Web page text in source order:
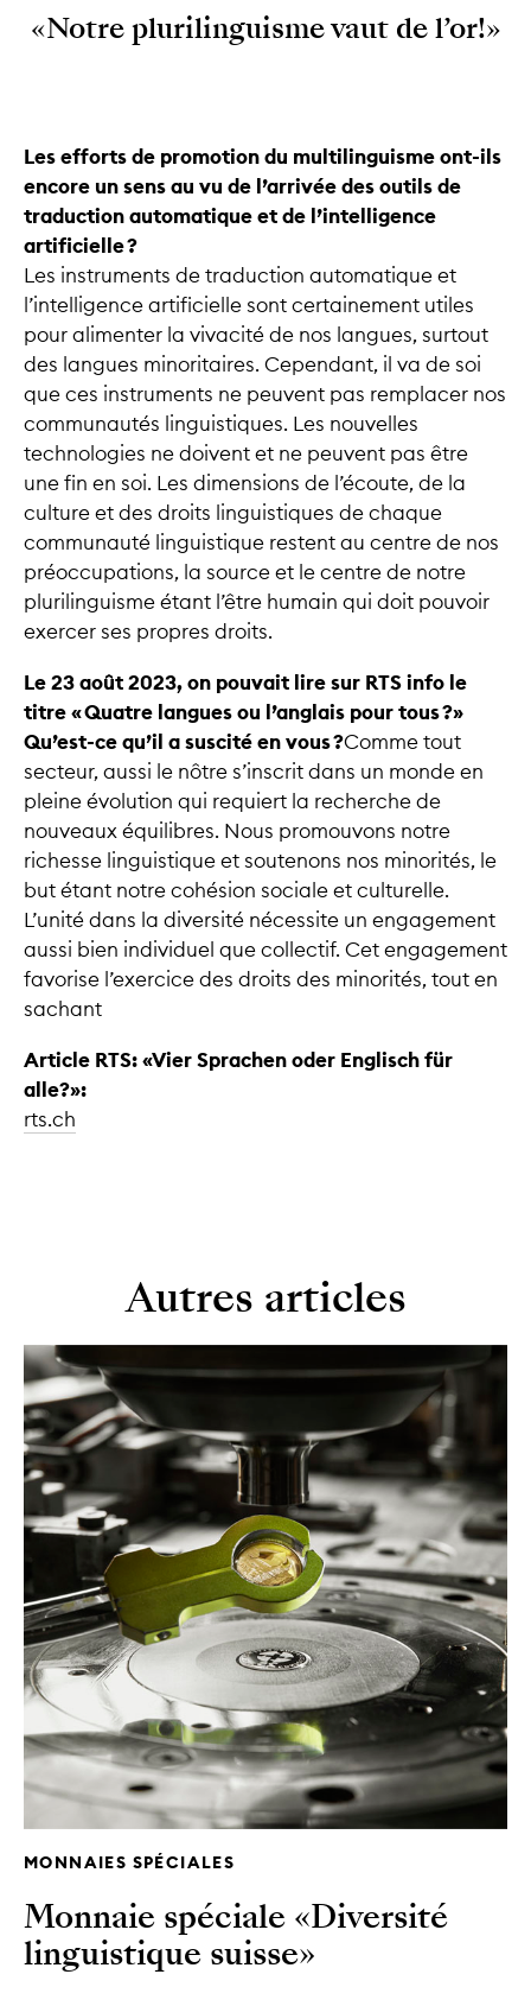
«Notre plurilinguisme vaut de l’or!»
Les efforts de promotion du multilinguisme ont-ils
encore un sens au vu de l’arrivée des outils de
traduction automatique et de l’intelligence
artificielle ?
Les instruments de traduction automatique et
l’intelligence artificielle sont certainement utiles
pour alimenter la vivacité de nos langues, surtout
des langues minoritaires. Cependant, il va de soi
que ces instruments ne peuvent pas remplacer nos
communautés linguistiques. Les nouvelles
technologies ne doivent et ne peuvent pas être
une fin en soi. Les dimensions de l’écoute, de la
culture et des droits linguistiques de chaque
communauté linguistique restent au centre de nos
préoccupations, la source et le centre de notre
plurilinguisme étant l’être humain qui doit pouvoir
exercer ses propres droits.
Le 23 août 2023, on pouvait lire sur RTS info le
titre « Quatre langues ou l’anglais pour tous ?»
Qu’est-ce qu’il a suscité en vous ?Comme tout
secteur, aussi le nôtre s’inscrit dans un monde en
pleine évolution qui requiert la recherche de
nouveaux équilibres. Nous promouvons notre
richesse linguistique et soutenons nos minorités, le
but étant notre cohésion sociale et culturelle.
L’unité dans la diversité nécessite un engagement
aussi bien individuel que collectif. Cet engagement
favorise l’exercice des droits des minorités, tout en
sachant
Article RTS: «Vier Sprachen oder Englisch für
alle?»:
rts.ch
Autres articles
MONNAIES SPÉCIALES
Monnaie spéciale «Diversité
linguistique suisse»